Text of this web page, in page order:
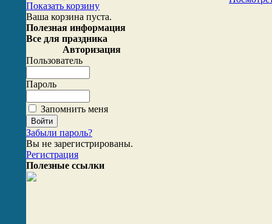
Показать корзину
Ваша корзина пуста.
Полезная информация
Все для праздника
Авторизация
Пользователь
Пароль
Запомнить меня
Забыли пароль?
Вы не зарегистрированы.
Регистрация
Полезные ссылки